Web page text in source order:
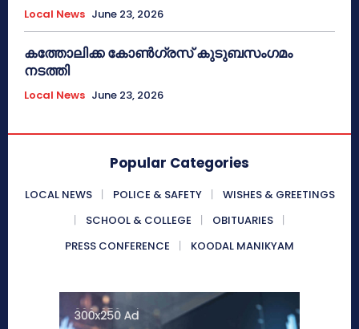
Local News June 23, 2026
കത്തോലിക്ക കോൺഗ്രസ് കുടുബസംഗമം
നടത്തി
Local News June 23, 2026
Popular Categories
LOCAL NEWS POLICE & SAFETY
WISHES & GREETINGS
SCHOOL & COLLEGE
OBITUARIES
PRESS CONFERENCE
KOODAL MANIKYAM